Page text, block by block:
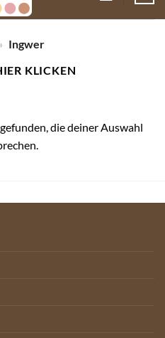
Ingwer
KLICKEN
die deiner Auswahl